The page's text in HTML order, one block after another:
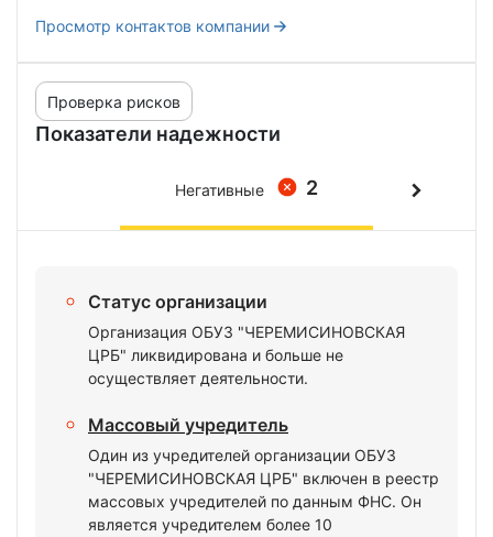
Просмотр контактов компании
Показатели надежности
Проверка рисков
2
Негативные
Статус организации
Организация ОБУЗ "ЧЕРЕМИСИНОВСКАЯ
ЦРБ" ликвидирована и больше не
осуществляет деятельности.
Массовый учредитель
Один из учредителей организации ОБУЗ
"ЧЕРЕМИСИНОВСКАЯ ЦРБ" включен в реестр
массовых учредителей по данным ФНС. Он
является учредителем более 10